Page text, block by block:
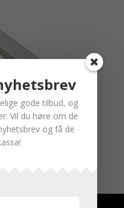
gode tilbud, og
Vil du høre om de
og få de